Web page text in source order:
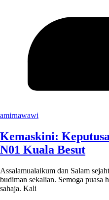
amirnawawi
Kemaskini:
N01 Kuala Besut
Assalamualaikum dan Salam
budiman sekalian. Semoga puasa
sahaja. Kali